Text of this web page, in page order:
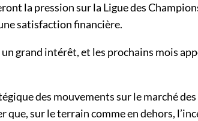
la pression sur la Ligue des
satisfaction financière.
grand intérêt, et les prochains mois
des mouvements sur le marché
sur le terrain comme en dehors,